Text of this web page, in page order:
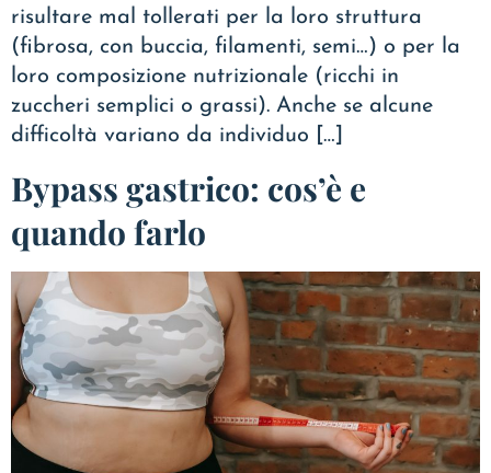
risultare mal tollerati per la loro struttura
(fibrosa, con buccia, filamenti, semi…) o per la
loro composizione nutrizionale (ricchi in
zuccheri semplici o grassi). Anche se alcune
difficoltà variano da individuo […]
Bypass gastrico: cos’è e
quando farlo